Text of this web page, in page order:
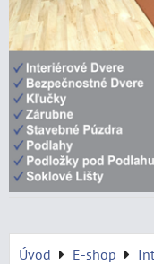
Úvod E-shop